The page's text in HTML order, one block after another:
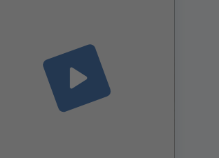
play_arrow